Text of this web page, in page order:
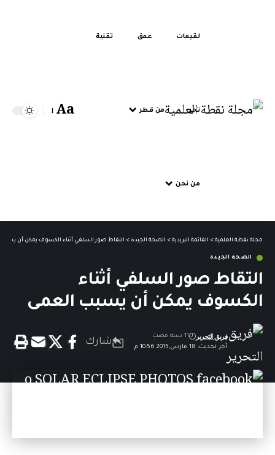
لقيمات عمق تقنية
تحر من قطر
من نحن
Aa
مجلة نقطة العلمية > القائمة البريدية > الصحة الجيدة > التقاط صور السلفي أثناء الكسوف يمكن أن
الصحة الجيدة
التقاط صور السلفي أثناء
الكسوف يمكن أن يسبب العمى
آخر تحديث: 18 مارس,2015 10:56 م
فريق التحرير 11 سنة مضت
شارك